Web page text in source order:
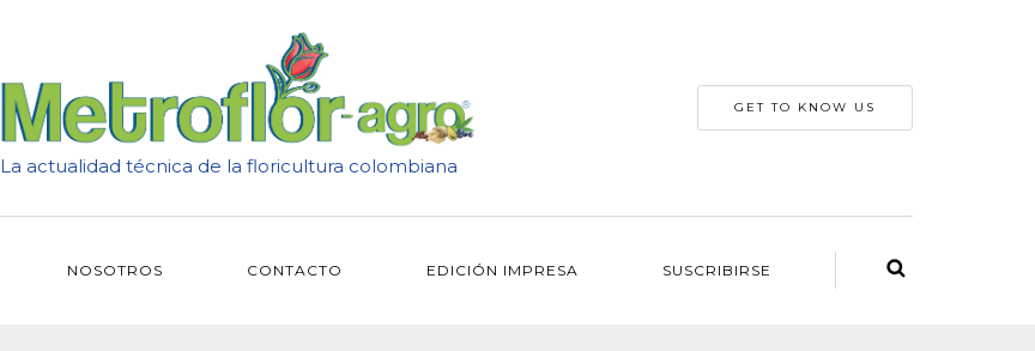
La actualidad técnica de la floricultura colombiana
GET TO KNOW US
NOSOTROS CONTACTO EDICIÓN IMPRESA SUSCRIBIRSE